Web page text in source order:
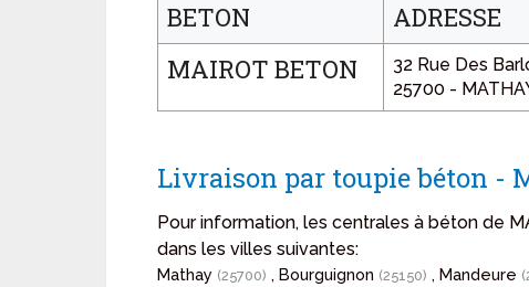
BETON ADRESSE
MAIROT BETON
32 Rue Des
25700 -
Livraison par toupie béton -
Pour information, les centrales à béton de
dans les villes suivantes:
Mathay (25700) , Bourguignon (25150) , Mandeure